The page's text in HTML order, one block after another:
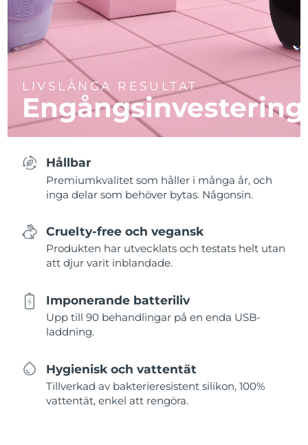
LIVSLÅNGA RESULTAT
Engångsinvestering
Hållbar
Premiumkvalitet som håller i många år, och
inga delar som behöver bytas. Någonsin.
Cruelty-free och vegansk
Produkten har utvecklats och testats helt utan
att djur varit inblandade.
Imponerande batteriliv
Upp till 90 behandlingar på en enda USB-
laddning.
Hygienisk och vattentät
Tillverkad av bakterieresistent silikon, 100%
vattentät, enkel att rengöra.